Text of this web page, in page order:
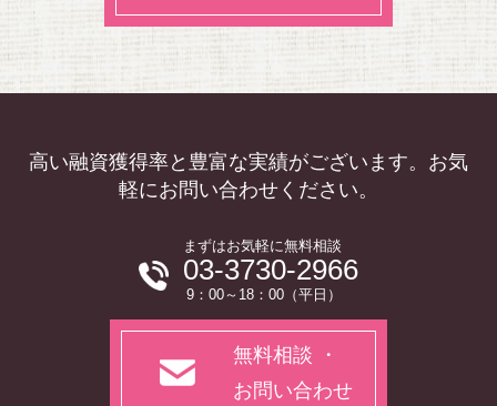
高い融資獲得率と豊富な実績がございます。お気
軽にお問い合わせください。
まずはお気軽に無料相談
03-3730-2966
9：00～18：00（平日）
無料相談 ・
お問い合わせ